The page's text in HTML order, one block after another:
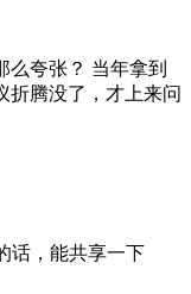
么夸张？ 当年拿到
折腾没了，才上来问
话，能共享一下